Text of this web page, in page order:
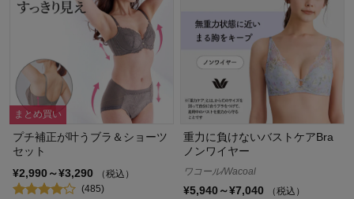
まとめ買い
プチ補正が叶うブラ＆ショーツ
セット
¥2,990～¥3,290
（税込）
(485)
重力に負けないバストケアBra
ノンワイヤー
ワコール/Wacoal
¥5,940～¥7,040
（税込）